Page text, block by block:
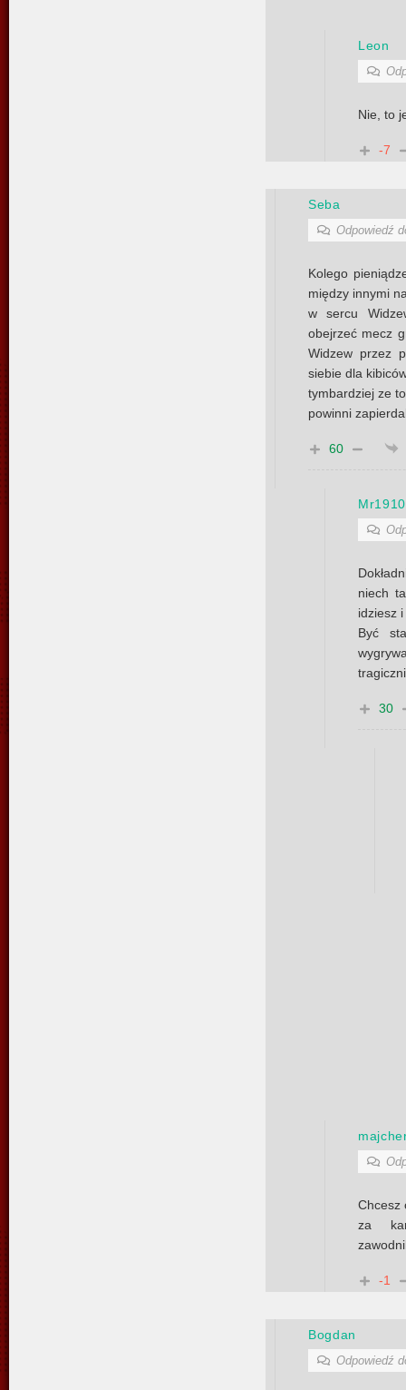
Leon
Nie, to
-7
Seba
Odpowiedź
Kolego
między innymi
w sercu
obejrzeć mecz
Widzew przez
siebie dla
tymbardziej ze
powinni
60
Mr1910
niech
idziesz
Być
30
Chcesz
za
-1
Bogdan
Odpowiedź